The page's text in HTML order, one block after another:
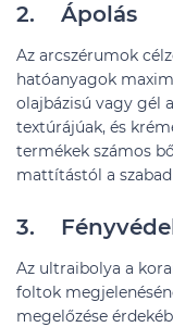
2. Ápolás
Az arcszérumok
hatóanyagok
olajbázisú vagy gél
textúrájúak, és
termékek számos
mattítástól a
3.
Az ultraibolya a
foltok
megelőzése